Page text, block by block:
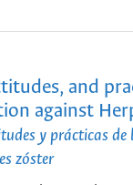
and
against
y prácticas de
zóster